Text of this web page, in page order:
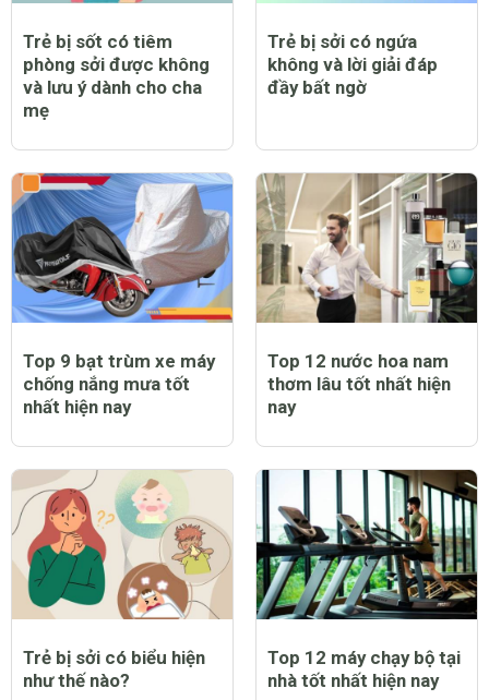
Trẻ bị sốt có tiêm
phòng sởi được không
và lưu ý dành cho cha
mẹ
Trẻ bị sởi có ngứa
không và lời giải đáp
đầy bất ngờ
Top 9 bạt trùm xe máy
chống nắng mưa tốt
nhất hiện nay
Top 12 nước hoa nam
thơm lâu tốt nhất hiện
nay